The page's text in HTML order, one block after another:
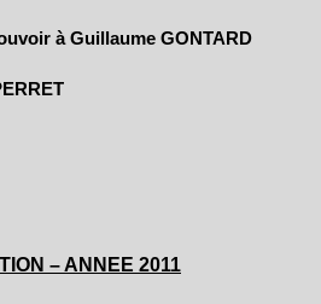
à Guillaume GONTARD
– ANNEE 2011